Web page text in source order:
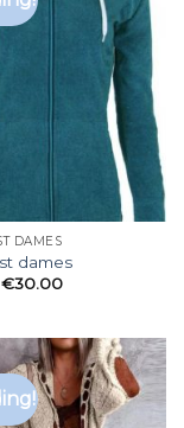
DAMES
dames
€30.00